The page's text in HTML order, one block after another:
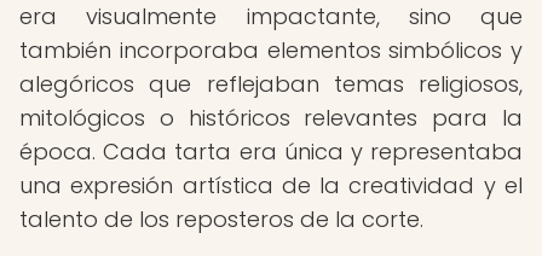
era visualmente impactante, sino que
también incorporaba elementos simbólicos y
alegóricos que reflejaban temas religiosos,
mitológicos o históricos relevantes para la
época. Cada tarta era única y representaba
una expresión artística de la creatividad y el
talento de los reposteros de la corte.